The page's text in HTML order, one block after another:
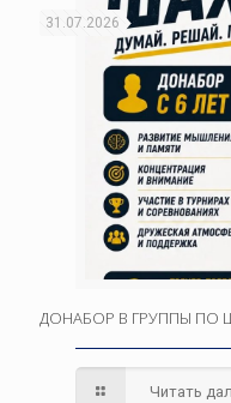
31.07.2026
ДОНАБОР В ГРУППЫ ПО
Читать